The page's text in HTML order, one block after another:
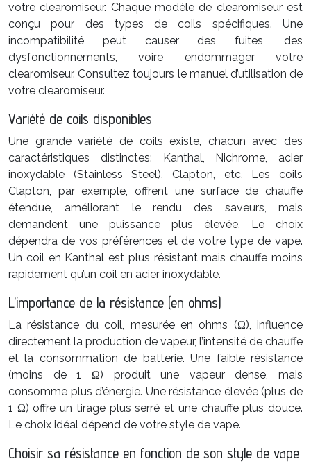
votre clearomiseur. Chaque modèle de clearomiseur est
conçu pour des types de coils spécifiques. Une
incompatibilité peut causer des fuites, des
dysfonctionnements, voire endommager votre
clearomiseur. Consultez toujours le manuel d’utilisation de
votre clearomiseur.
Variété de coils disponibles
Une grande variété de coils existe, chacun avec des
caractéristiques distinctes: Kanthal, Nichrome, acier
inoxydable (Stainless Steel), Clapton, etc. Les coils
Clapton, par exemple, offrent une surface de chauffe
étendue, améliorant le rendu des saveurs, mais
demandent une puissance plus élevée. Le choix
dépendra de vos préférences et de votre type de vape.
Un coil en Kanthal est plus résistant mais chauffe moins
rapidement qu’un coil en acier inoxydable.
L’importance de la résistance (en ohms)
La résistance du coil, mesurée en ohms (Ω), influence
directement la production de vapeur, l’intensité de chauffe
et la consommation de batterie. Une faible résistance
(moins de 1 Ω) produit une vapeur dense, mais
consomme plus d’énergie. Une résistance élevée (plus de
1 Ω) offre un tirage plus serré et une chauffe plus douce.
Le choix idéal dépend de votre style de vape.
Choisir sa résistance en fonction de son style de vape